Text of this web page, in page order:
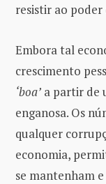
resistir ao poder
Embora tal
crescimento
‘boa’ a partir de
enganosa. Os
qualquer
economia,
se mantenham